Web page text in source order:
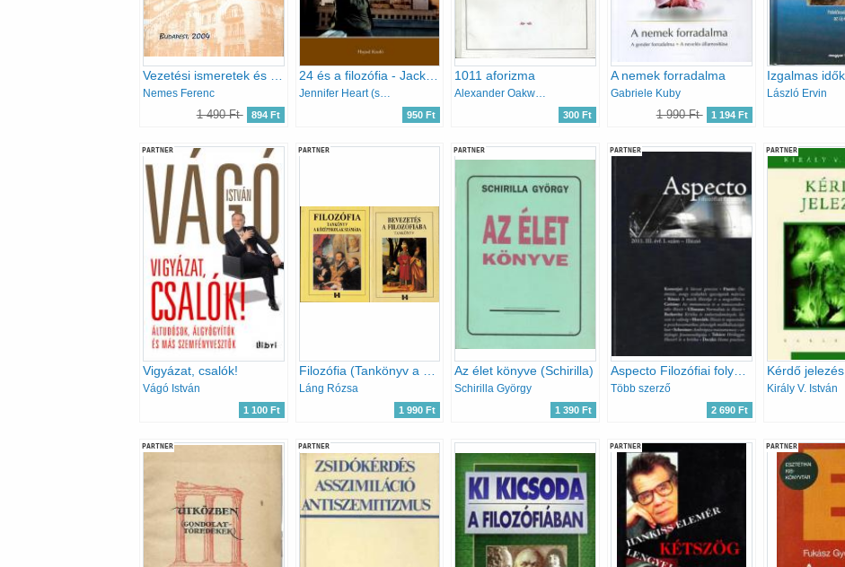
Nemes Ferenc
1 490 Ft 894 Ft
24 és a filozófia - Jack szerint a világ
Jennifer Heart (szerk.) Weed
950 Ft
1011 aforizma
300 Ft
A nemek forradalma
Gabriele Kuby
1 990 Ft 1 194 Ft
László Ervin
PARTNER
Vigyázat, csalók!
Vágó István
1 100 Ft
PARTNER
Filozófia (Tankönyv a középiskolák számára) + Bevezetés a filozófiába (szöveggyűjtemény)- 2 mű
Láng Rózsa
1 990 Ft
PARTNER
Az élet könyve (Schirilla)
Schirilla György
1 390 Ft
PARTNER
Aspecto Filozófiai folyóirat 2011.III.évf.I.szám Illúzió
Több szerző
2 690 Ft
PARTNER
Kérdő jelezés
Király V. István
PARTNER PARTNER PARTNER PARTNER